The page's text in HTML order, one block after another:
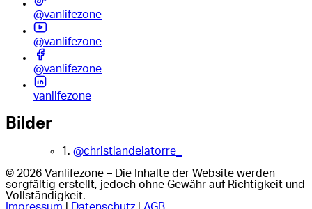
@vanlifezone
@vanlifezone
@vanlifezone
vanlifezone
Bilder
1. @christiandelatorre_
© 2026 Vanlifezone – Die Inhalte der Website werden
sorgfältig erstellt, jedoch ohne Gewähr auf Richtigkeit und
Vollständigkeit.